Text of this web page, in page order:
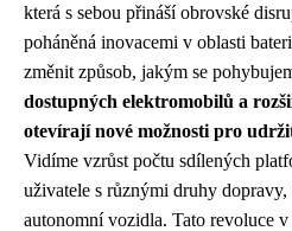
která s sebou přináší obrovské
poháněná inovacemi v oblasti
změnit způsob, jakým se
dostupných elektromobilů a
otevírají nové možnosti pro
Vidíme vzrůst počtu sdílených
uživatele s různými druhy
autonomní vozidla. Tato revoluce